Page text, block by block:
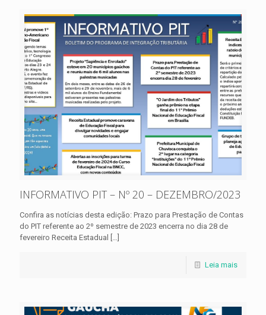
INFORMATIVO PIT – Nº 20 – DEZEMBRO/2023
Confira as notícias desta edição: Prazo para Prestação de Contas
do PIT referente ao 2º semestre de 2023 encerra no dia 28 de
fevereiro Receita Estadual
Leia mais